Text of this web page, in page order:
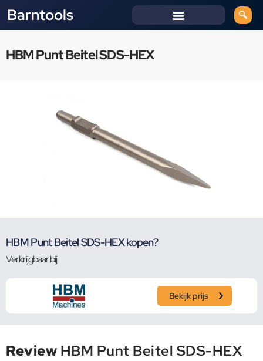
Barntools
HBM Punt Beitel SDS-HEX
HBM Punt Beitel SDS-HEX kopen?
Verkrijgbaar bij
Bekijk prijs
Review HBM Punt Beitel SDS-HEX